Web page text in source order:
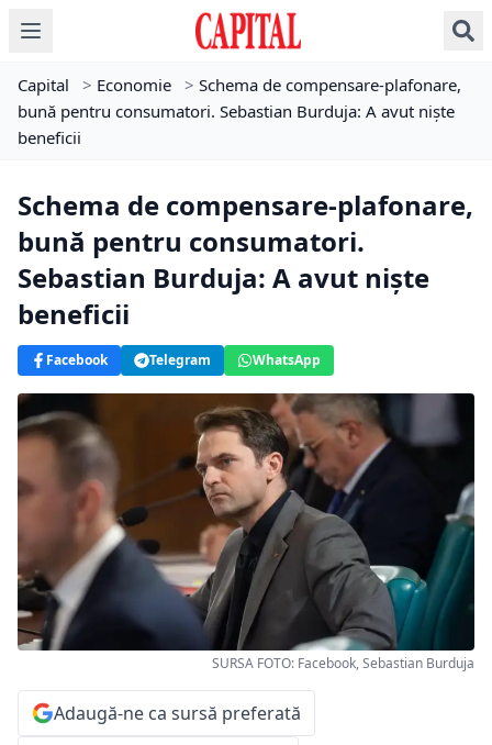
Capital > Economie > Schema de compensare-plafonare,
bună pentru consumatori. Sebastian Burduja: A avut nişte
beneficii
Schema de compensare-plafonare,
bună pentru consumatori.
Sebastian Burduja: A avut nişte
beneficii
Facebook Telegram WhatsApp
SURSA FOTO: Facebook, Sebastian Burduja
Adaugă-ne ca sursă preferată